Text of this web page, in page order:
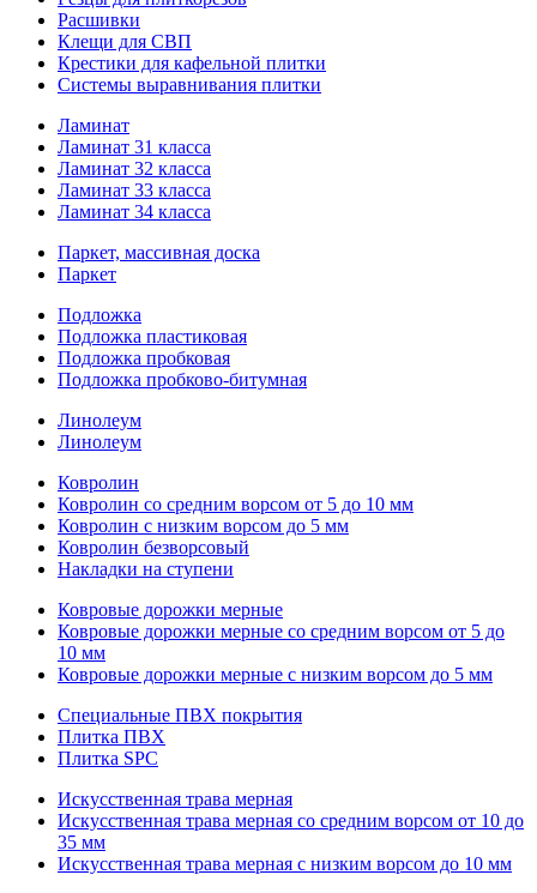
Расшивки
Клещи для СВП
Крестики для кафельной плитки
Системы выравнивания плитки
Ламинат
Ламинат 31 класса
Ламинат 32 класса
Ламинат 33 класса
Ламинат 34 класса
Паркет, массивная доска
Паркет
Подложка
Подложка пластиковая
Подложка пробковая
Подложка пробково-битумная
Линолеум
Линолеум
Ковролин
Ковролин со средним ворсом от 5 до 10 мм
Ковролин с низким ворсом до 5 мм
Ковролин безворсовый
Накладки на ступени
Ковровые дорожки мерные
Ковровые дорожки мерные со средним ворсом от 5 до
10 мм
Ковровые дорожки мерные с низким ворсом до 5 мм
Специальные ПВХ покрытия
Плитка ПВХ
Плитка SPC
Искуccтвенная трава мерная
Искусственная трава мерная со средним ворсом от 10 до
35 мм
Искусственная трава мерная с низким ворсом до 10 мм